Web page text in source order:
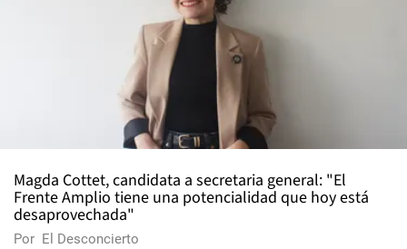
Magda Cottet, candidata a secretaria general: "El
Frente Amplio tiene una potencialidad que hoy está
desaprovechada"
Por El Desconcierto